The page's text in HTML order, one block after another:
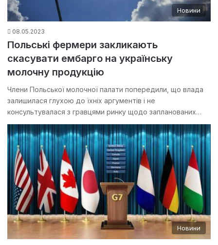
Новини
08.05.2023
Польські фермери закликають
скасувати ембарго на українську
молочну продукцію
Члени Польської молочної палати попередили, що влада
залишилася глухою до їхніх аргументів і не
консультувалася з гравцями ринку щодо запланованих…
Новини